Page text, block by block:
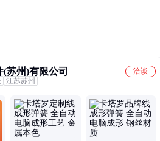
苏州)有限公司
洽谈
江苏苏州